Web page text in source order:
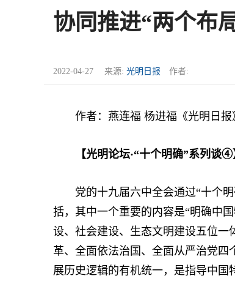
协同推进“两个布
2022-04-27 来源: 光明日报 作者:
作者：燕连福 杨进福《光明日报》
【光明论坛·“十个明确”系列谈④
党的十九届六中全会通过“十个明
括，其中一个重要的内容是“明确中
设、社会建设、生态文明建设五位
革、全面依法治国、全面从严治党四
展历史逻辑的有机统一，是指导中国